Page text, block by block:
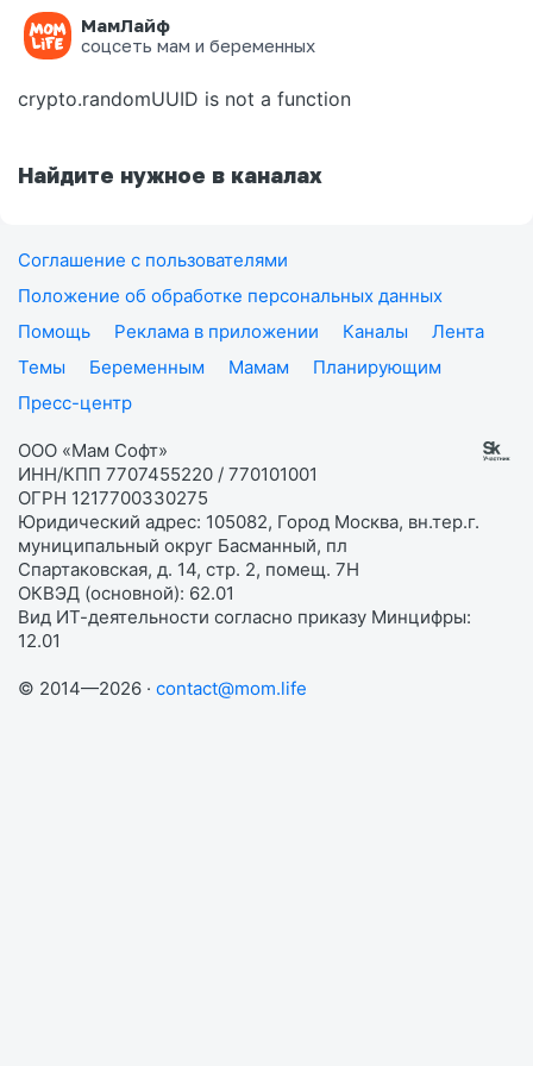
МамЛайф
соцсеть мам и беременных
Ошибка на странице
crypto.randomUUID is not a function
Найдите нужное в каналах
Соглашение с пользователями
Положение об обработке персональных данных
Помощь
Реклама в приложении Каналы
Лента
Темы
Беременным Мамам
Планирующим
Пресс-центр
ООО «Мам Софт»
ИНН/КПП 7707455220 / 770101001
ОГРН 1217700330275
Юридический адрес: 105082, Город Москва, вн.тер.г.
муниципальный округ Басманный, пл
Спартаковская, д. 14, стр. 2, помещ. 7Н
ОКВЭД (основной): 62.01
Вид ИТ-деятельности согласно приказу Минцифры:
12.01
© 2014—2026 · contact@mom.life